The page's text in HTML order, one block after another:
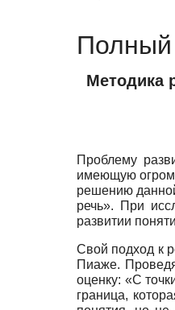
Полный
Методика
Проблему
имеющую
решению
речь». При
развитии
Свой подход к
Пиаже.
оценку: «С
граница,